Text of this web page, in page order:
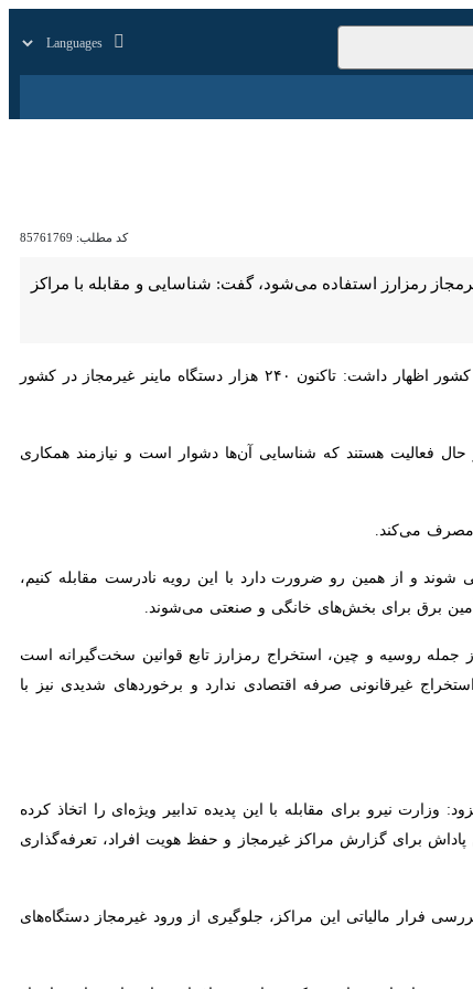
برآوردها ۲ هزار مگاوات برق کشور در مراکز غیرمجاز رمزارز استفاده می‌شود، گفت: شناسایی و مقابله با مراکز
با اشاره به تبعات جدی استخراج غیرمجاز رمزارز بر پایداری برق در کشور اظهار داشت: تاکنون ۲۴۰ هزار دستگاه ماینر غیرمجاز در کشور
هزار ماینر غیرمجاز دیگر با مصرف برق بیش از ۲ هزار مگاوات در حال فعالیت هستند که شناسایی آن‌ها دشوار است و نیازمند همکاری مردم،
و از همین رو ضرورت دارد با این رویه نادرست مقابله کنیم، چرا
برق برای بخش‌های خانگی و صنعتی می‌شوند.
جمله روسیه و چین، استخراج رمزارز تابع قوانین سخت‌گیرانه است و
صرفه اقتصادی ندارد و برخوردهای شدیدی نیز با متخلفان
نیرو برای مقابله با این پدیده تدابیر ویژه‌ای را اتخاذ کرده است
گزارش مراکز غیرمجاز و حفظ هویت افراد، تعرفه‌گذاری پلکانی و
فرار مالیاتی این مراکز، جلوگیری از ورود غیرمجاز دستگاه‌های
برای امنیت انرژی کشور است و افراد و واحدهای تجاری باید از